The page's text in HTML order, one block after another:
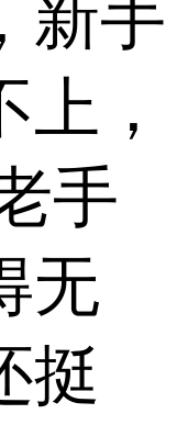
新手
，
手
无
挺